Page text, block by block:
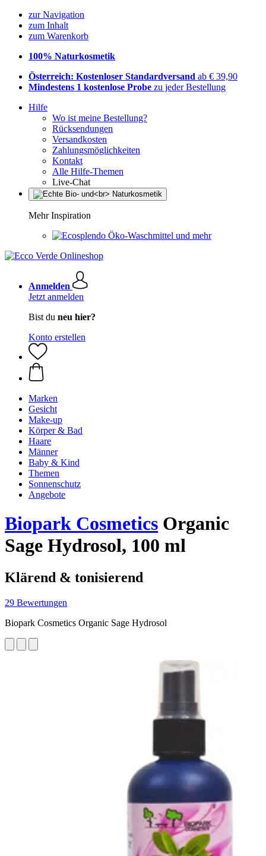
zur Navigation
zum Inhalt
zum Warenkorb
100% Naturkosmetik
Österreich: Kostenloser Standardversand ab € 39,90
Mindestens 1 kostenlose Probe zu jeder Bestellung
Hilfe
Wo ist meine Bestellung?
Rücksendungen
Versandkosten
Zahlungsmöglichkeiten
Kontakt
Alle Hilfe-Themen
Live-Chat
Mehr Inspiration
Öko-Waschmittel und mehr
Anmelden
Jetzt anmelden
Bist du neu hier?
Konto erstellen
Marken
Gesicht
Make-up
Körper & Bad
Haare
Männer
Baby & Kind
Themen
Sonnenschutz
Angebote
Biopark Cosmetics Organic
Sage Hydrosol, 100 ml
Klärend & tonisierend
29 Bewertungen
Biopark Cosmetics Organic Sage Hydrosol